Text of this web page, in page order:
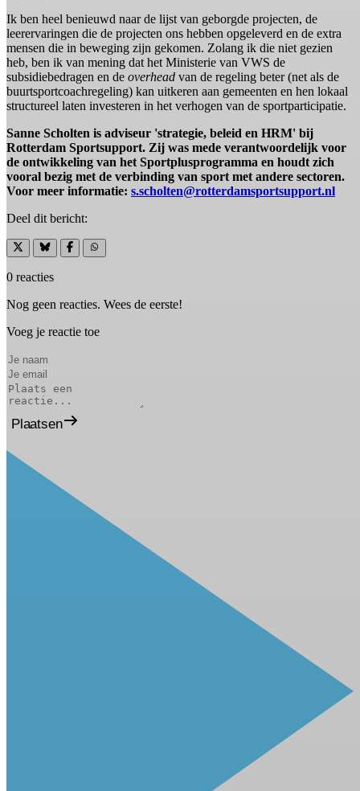
Ik ben heel benieuwd naar de lijst van geborgde projecten, de
leerervaringen die de projecten ons hebben opgeleverd en de extra
mensen die in beweging zijn gekomen. Zolang ik die niet gezien
heb, ben ik van mening dat het Ministerie van VWS de
subsidiebedragen en de overhead van de regeling beter (net als de
buurtsportcoachregeling) kan uitkeren aan gemeenten en hen lokaal
structureel laten investeren in het verhogen van de sportparticipatie.
Sanne Scholten is adviseur 'strategie, beleid en HRM' bij
Rotterdam Sportsupport. Zij was mede verantwoordelijk voor
de ontwikkeling van het Sportplusprogramma en houdt zich
vooral bezig met de verbinding van sport met andere sectoren.
Voor meer informatie: s.scholten@rotterdamsportsupport.nl
Deel dit bericht:
0 reacties
Nog geen reacties. Wees de eerste!
Voeg je reactie toe
Plaatsen